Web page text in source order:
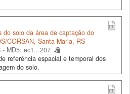
do solo da área de captação do
CORSAN, Santa Maria, RS
- MD5: ec1...207
referência espacial e temporal dos
do solo.